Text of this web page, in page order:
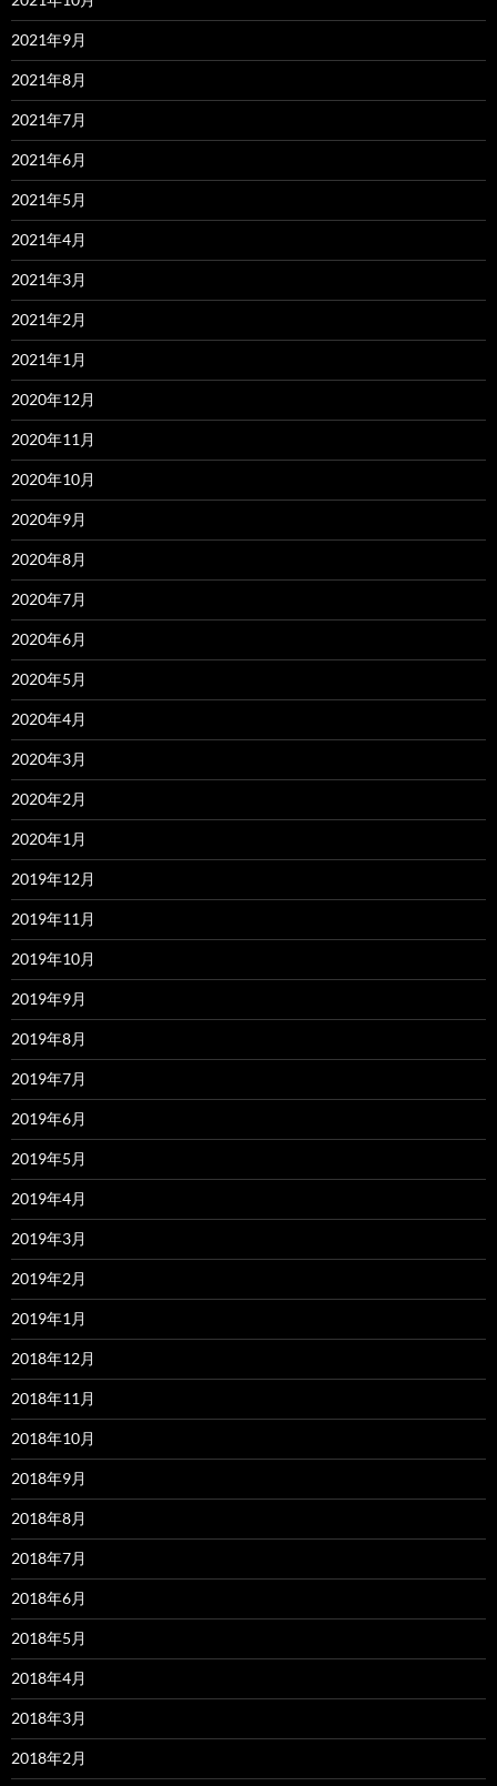
2021年9月
2021年8月
2021年7月
2021年6月
2021年5月
2021年4月
2021年3月
2021年2月
2021年1月
2020年12月
2020年11月
2020年10月
2020年9月
2020年8月
2020年7月
2020年6月
2020年5月
2020年4月
2020年3月
2020年2月
2020年1月
2019年12月
2019年11月
2019年10月
2019年9月
2019年8月
2019年7月
2019年6月
2019年5月
2019年4月
2019年3月
2019年2月
2019年1月
2018年12月
2018年11月
2018年10月
2018年9月
2018年8月
2018年7月
2018年6月
2018年5月
2018年4月
2018年3月
2018年2月